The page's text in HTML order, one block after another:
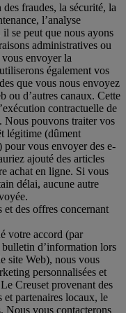
fraudes, la sécurité, la
l’analyse
se peut que nous ayons
administratives ou
envoyer la
également vos
que vous nous envoyez
ou d’autres canaux. Cette
contractuelle de
Nous pouvons traiter vos
légitime (dûment
pour vous envoyer des e-
ajouté des articles
achat en ligne. Si vous
délai, aucune autre
des offres concernant
votre accord (par
d’information lors
site Web), nous vous
personnalisées et
Creuset provenant des
et partenaires locaux, le
Nous vous contacterons